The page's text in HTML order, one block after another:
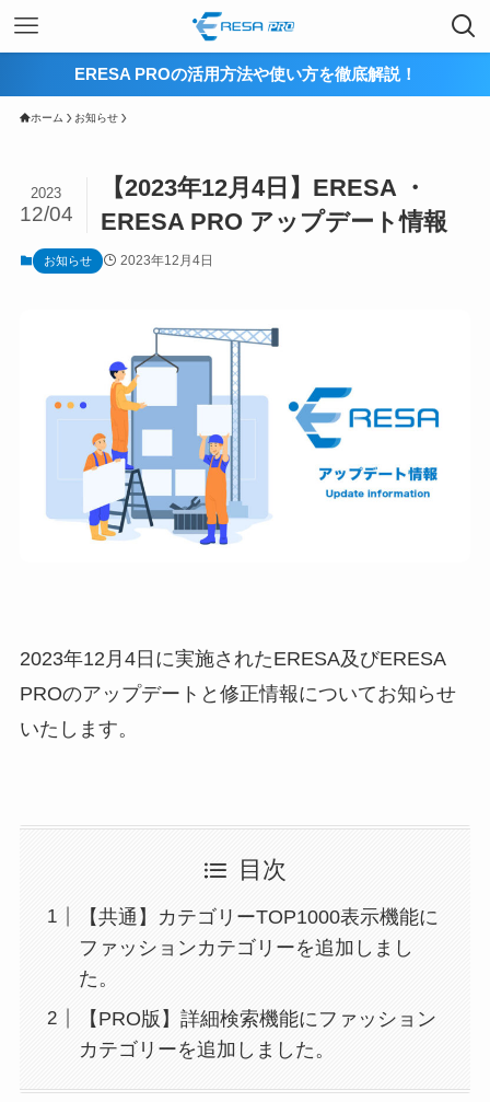
ERESA PROの活用方法や使い方を徹底解説！
ホーム お知らせ
【2023年12月4日】ERESA ・
ERESA PRO アップデート情報
2023
12/04
お知らせ 2023年12月4日
2023年12月4日に実施されたERESA及びERESA
PROのアップデートと修正情報についてお知らせ
いたします。
目次
【共通】カテゴリーTOP1000表示機能に
ファッションカテゴリーを追加しまし
た。
【PRO版】詳細検索機能にファッション
カテゴリーを追加しました。